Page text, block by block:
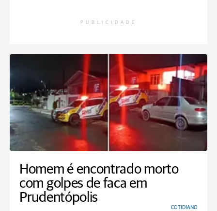
PUBLICIDADE
Homem é encontrado morto
com golpes de faca em
Prudentópolis
COTIDIANO